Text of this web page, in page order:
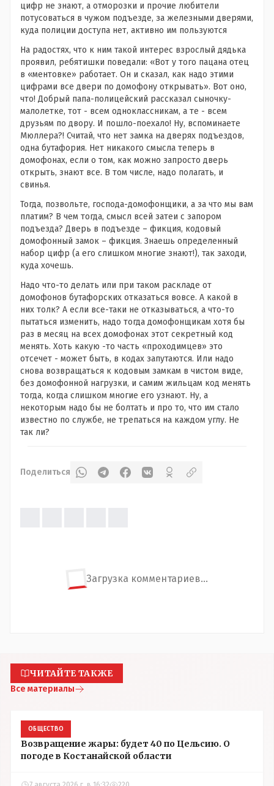
цифр не знают, а отморозки и прочие любители
потусоваться в чужом подъезде, за железными дверями,
куда полиции доступа нет, активно им пользуются
На радостях, что к ним такой интерес взрослый дядька
проявил, ребятишки поведали: «Вот у того пацана отец
в «ментовке» работает. Он и сказал, как надо этими
цифрами все двери по домофону открывать». Вот оно,
что! Добрый папа-полицейский рассказал сыночку-
малолетке, тот - всем одноклассникам, а те - всем
друзьям по двору. И пошло-поехало! Ну, вспоминаете
Мюллера?! Считай, что нет замка на дверях подъездов,
одна бутафория. Нет никакого смысла теперь в
домофонах, если о том, как можно запросто дверь
открыть, знают все. В том числе, надо полагать, и
свинья.
Тогда, позвольте, господа-домофонщики, а за что мы вам
платим? В чем тогда, смысл всей затеи с запором
подъезда? Дверь в подъезде – фикция, кодовый
домофонный замок – фикция. Знаешь определенный
набор цифр (а его слишком многие знают!), так заходи,
куда хочешь.
Надо что-то делать или при таком раскладе от
домофонов бутафорских отказаться вовсе. А какой в
них толк? А если все-таки не отказываться, а что-то
пытаться изменить, надо тогда домофонщикам хотя бы
раз в месяц на всех домофонах этот секретный код
менять. Хоть какую -то часть «проходимцев» это
отсечет - может быть, в кодах запутаются. Или надо
снова возвращаться к кодовым замкам в чистом виде,
без домофонной нагрузки, и самим жильцам код менять
тогда, когда слишком многие его узнают. Ну, а
некоторым надо бы не болтать и про то, что им стало
известно по службе, не трепаться на каждом углу. Не
так ли?
Поделиться
Загрузка комментариев...
ЧИТАЙТЕ ТАКЖЕ
Все материалы
ОБЩЕСТВО
Возвращение жары: будет 40 по Цельсию. О
погоде в Костанайской области